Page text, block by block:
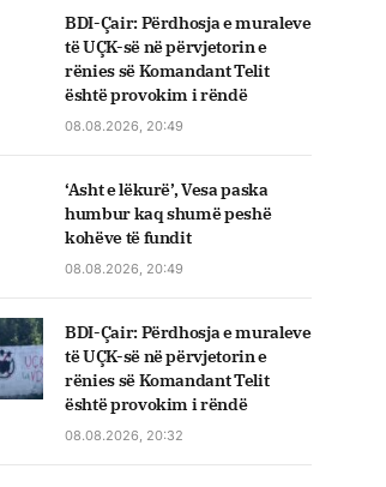
BDI-Çair: Përdhosja e muraleve
të UÇK-së në përvjetorin e
rënies së Komandant Telit
është provokim i rëndë
08.08.2026, 20:49
‘Asht e lëkurë’, Vesa paska
humbur kaq shumë peshë
kohëve të fundit
08.08.2026, 20:49
BDI-Çair: Përdhosja e muraleve
të UÇK-së në përvjetorin e
rënies së Komandant Telit
është provokim i rëndë
08.08.2026, 20:32